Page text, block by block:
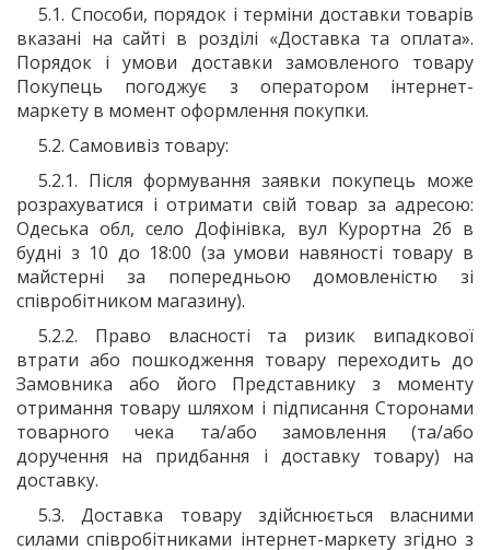
5.1. Способи, порядок і терміни доставки товарів
вказані на сайті в розділі «Доставка та оплата».
Порядок і умови доставки замовленого товару
Покупець погоджує з оператором інтернет-
маркету в момент оформлення покупки.
5.2. Самовивіз товару:
5.2.1. Після формування заявки покупець може
розрахуватися і отримати свій товар за адресою:
Одеська обл, село Дофінівка, вул Курортна 2б в
будні з 10 до 18:00 (за умови навяності товару в
майстерні за попередньою домовленістю зі
співробітником магазину).
5.2.2. Право власності та ризик випадкової
втрати або пошкодження товару переходить до
Замовника або його Представнику з моменту
отримання товару шляхом і підписання Сторонами
товарного чека та/або замовлення (та/або
доручення на придбання і доставку товару) на
доставку.
5.3. Доставка товару здійснюється власними
силами співробітниками інтернет-маркету згідно з